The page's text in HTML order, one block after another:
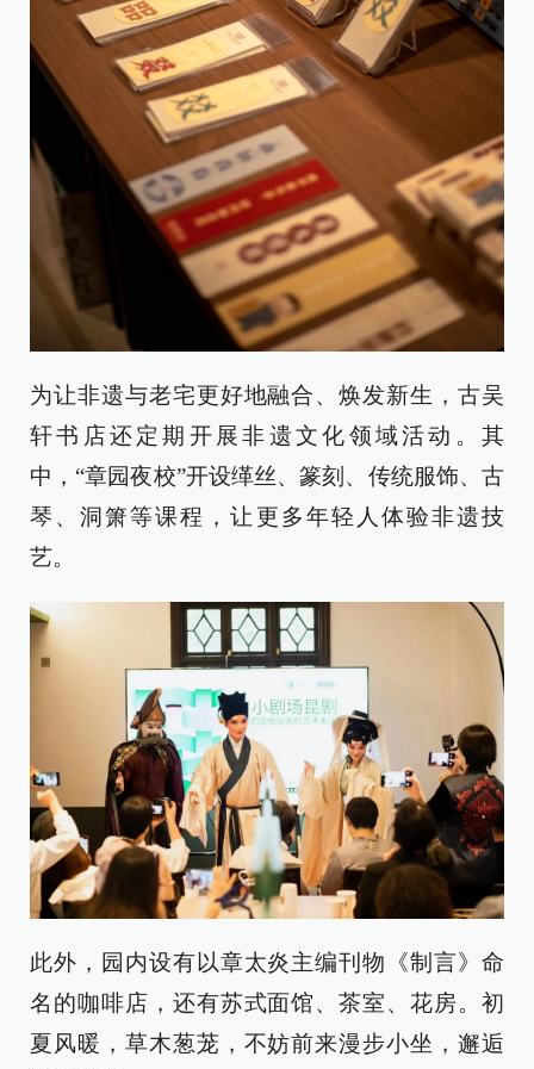
为让非遗与老宅更好地融合、焕发新生，古吴
轩书店还定期开展非遗文化领域活动。其
中，“章园夜校”开设缂丝、篆刻、传统服饰、古
琴、洞箫等课程，让更多年轻人体验非遗技
艺。
此外，园内设有以章太炎主编刊物《制言》命
名的咖啡店，还有苏式面馆、茶室、花房。初
夏风暖，草木葱茏，不妨前来漫步小坐，邂逅